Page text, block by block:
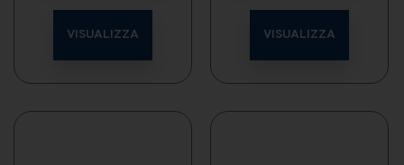
VISUALIZZA VISUALIZZA